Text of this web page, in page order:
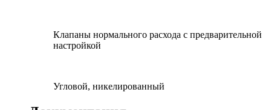
Клапаны нормального расхода с предварительной
настройкой
Угловой, никелированный